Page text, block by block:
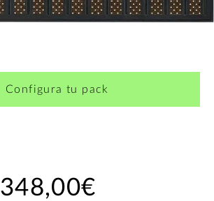
Configura tu pack
348,00€